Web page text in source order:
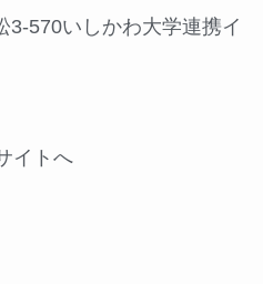
3-570いしかわ大学連携イ
イトへ